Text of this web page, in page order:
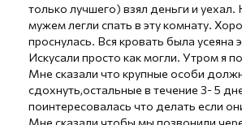
только лучшего) взял деньги и
мужем легли спать в эту комнату.
проснулась. Вся кровать была усеяна
Искусали просто как могли. Утром я
Мне сказали что крупные особи
сдохнуть,остальные в течение 3- 5
поинтересовалась что делать если
Мне сказали чтобы мы позвонили